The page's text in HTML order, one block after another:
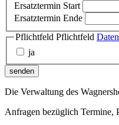
Ersatztermin Start
Ersatztermin Ende
Pflichtfeld Pflichtfeld
ja
senden
Die Verwaltung des
Anfragen bezüglich Termine,